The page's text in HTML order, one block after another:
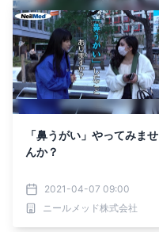
「鼻うがい」やってみませ
んか？
2021-04-07 09:00
ニールメッド株式会社